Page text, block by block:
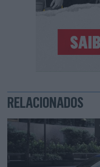
RELACIONADOS